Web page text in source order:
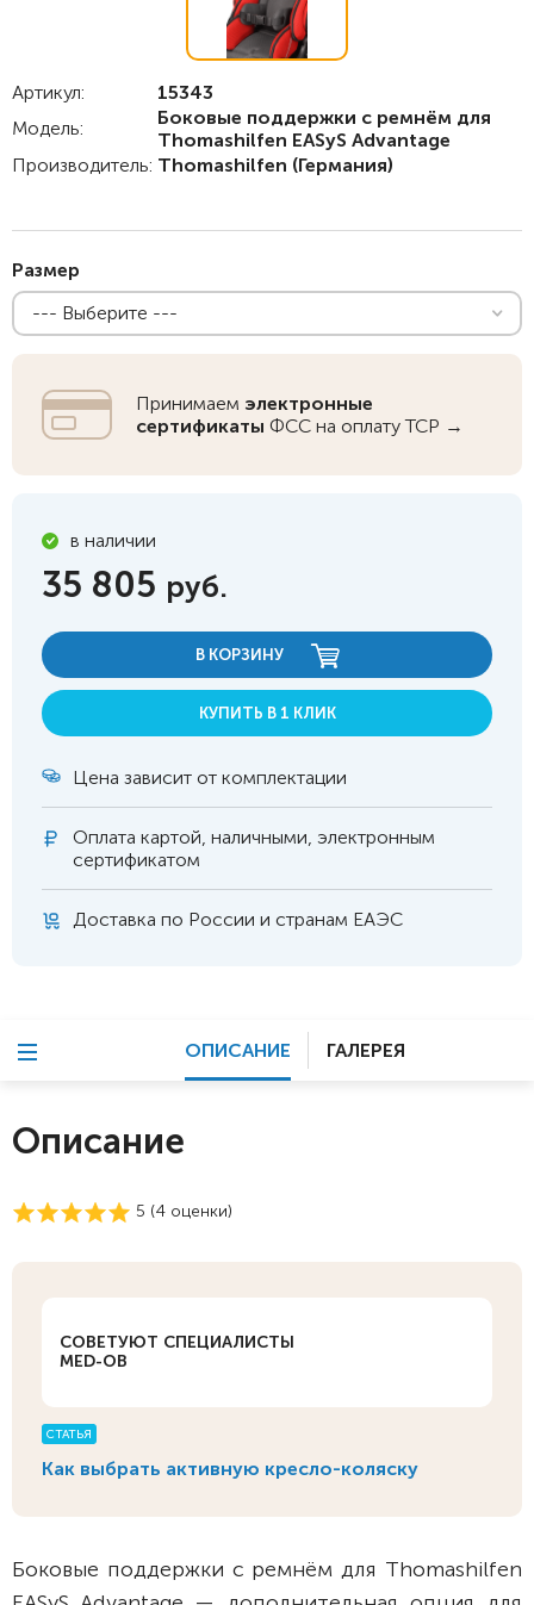
Артикул:
15343
Модель:
Боковые поддержки с ремнём для
Thomashilfen EASyS Advantage
Производитель: Thomashilfen (Германия)
Размер
--- Выберите ---
Принимаем электронные
сертификаты ФСС на оплату ТСР →
в наличии
35 805 руб.
В КОРЗИНУ
КУПИТЬ В 1 КЛИК
Цена зависит от комплектации
Оплата картой, наличными, электронным
сертификатом
Доставка по России и странам ЕАЭС
ОПИСАНИЕ ГАЛЕРЕЯ
Описание
5 (4 оценки)
СОВЕТУЮТ СПЕЦИАЛИСТЫ
MED-OB
СТАТЬЯ
Как выбрать активную кресло-коляску
Боковые поддержки с ремнём для Thomashilfen